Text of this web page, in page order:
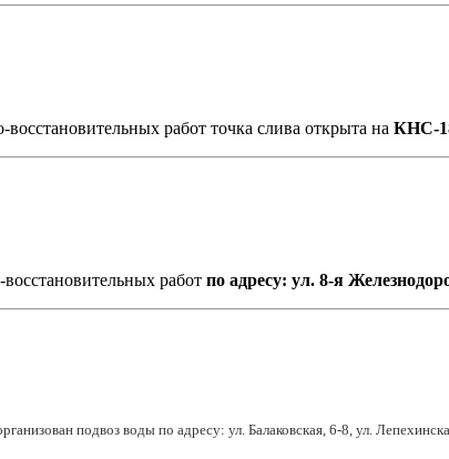
работ точка слива открыта на КНС-
работ по адресу: ул. 8-я
подвоз воды по адресу: ул. Балаковская, 6-8, ул.